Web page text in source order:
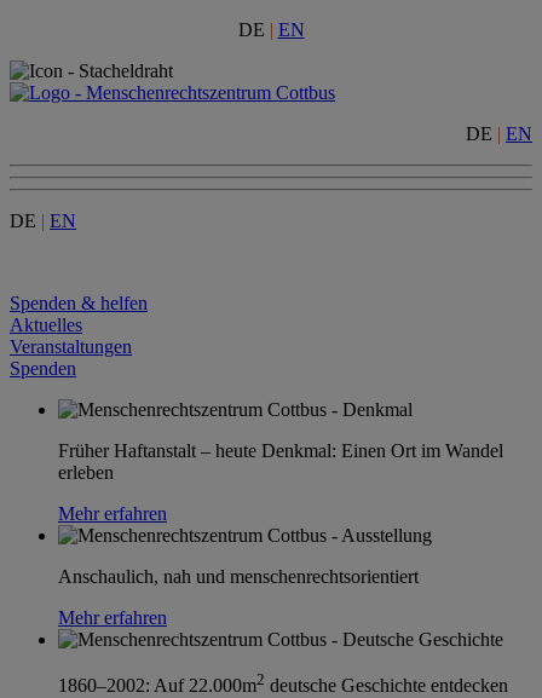
DE | EN
DE | EN
DE | EN
Spenden & helfen
Aktuelles
Veranstaltungen
Spenden
Früher Haftanstalt – heute Denkmal: Einen Ort im Wandel
erleben
Mehr erfahren
Anschaulich, nah und menschenrechtsorientiert
Mehr erfahren
1860–2002: Auf 22.000m2 deutsche Geschichte entdecken